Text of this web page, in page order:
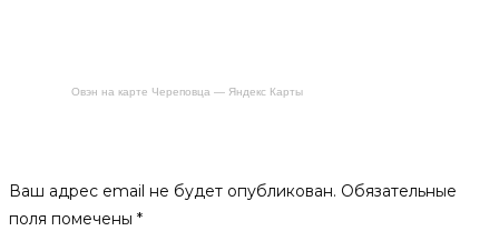
Овэн на карте Череповца — Яндекс Карты
Ваш адрес email не будет опубликован. Обязательные
поля помечены *